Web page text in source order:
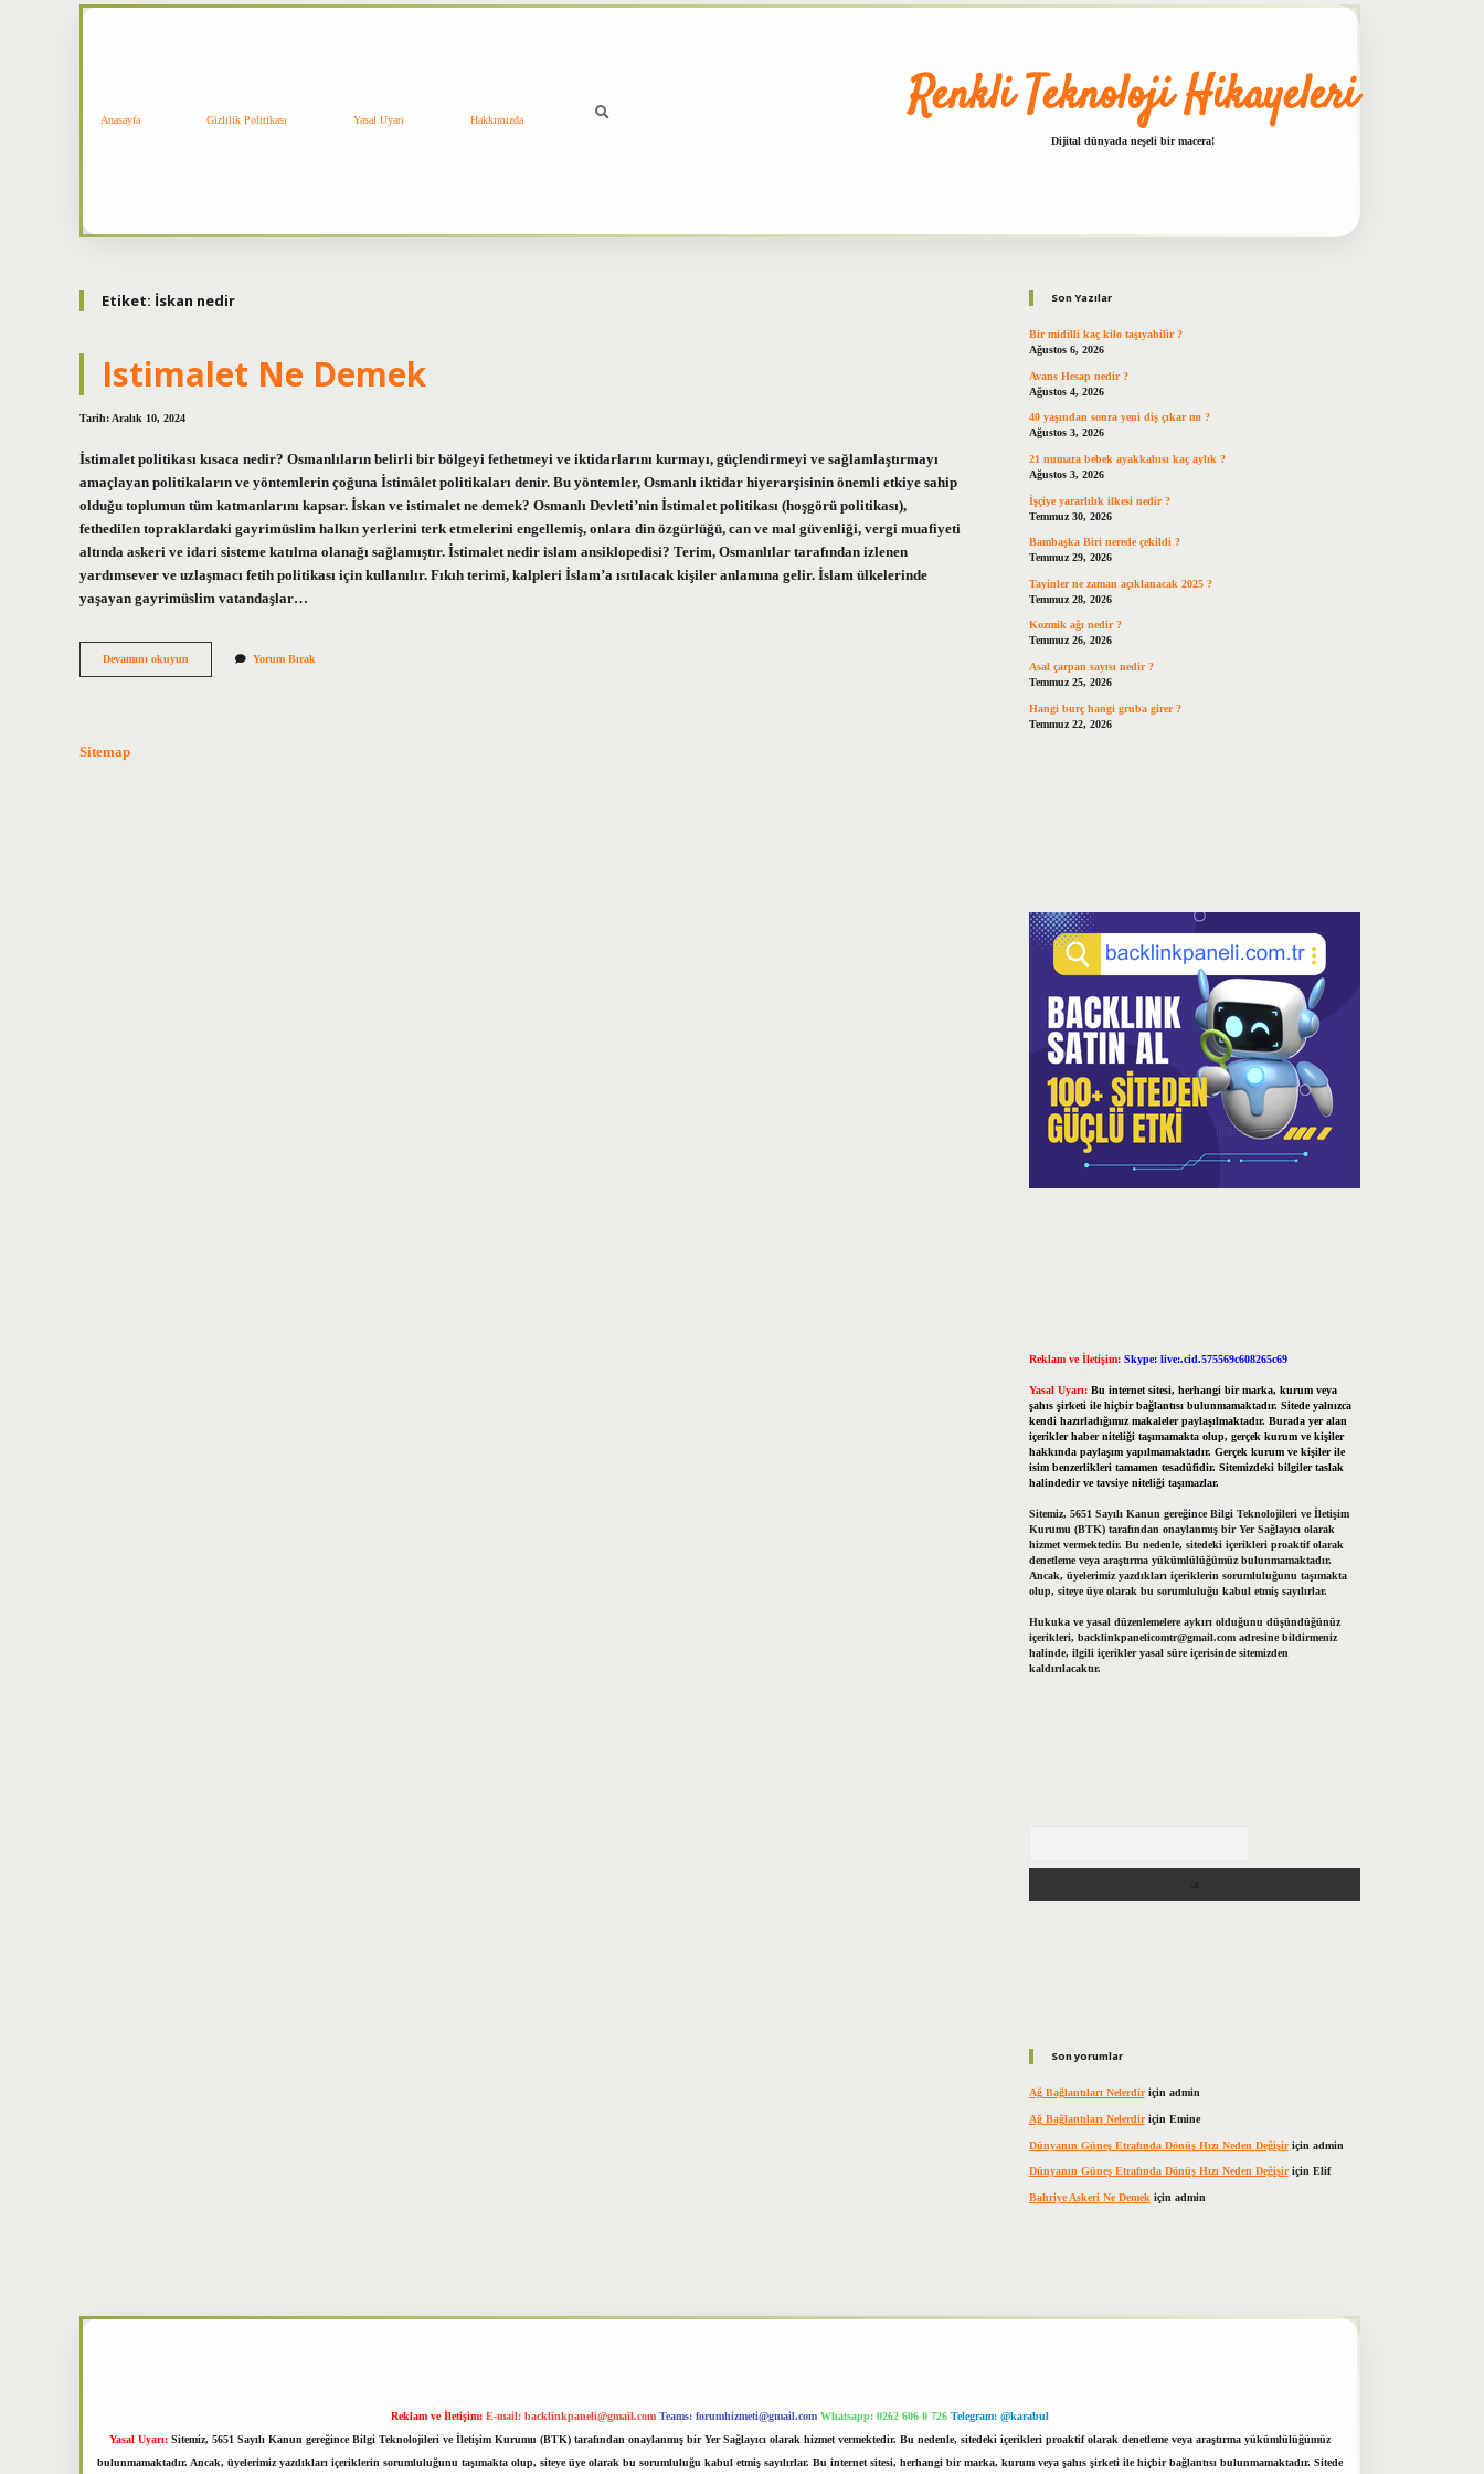
Anasayfa Gizlilik Politikası Yasal Uyarı Hakkımızda Renkli Teknoloji Hikayeleri
Dijital dünyada neşeli bir macera!
Etiket: İskan nedir
Istimalet Ne Demek
Tarih: Aralık 10, 2024
İstimalet politikası kısaca nedir? Osmanlıların belirli bir bölgeyi fethetmeyi ve iktidarlarını kurmayı, güçlendirmeyi ve sağlamlaştırmayı
amaçlayan politikaların ve yöntemlerin çoğuna İstimâlet politikaları denir. Bu yöntemler, Osmanlı iktidar hiyerarşisinin önemli etkiye sahip
olduğu toplumun tüm katmanlarını kapsar. İskan ve istimalet ne demek? Osmanlı Devleti’nin İstimalet politikası (hoşgörü politikası),
fethedilen topraklardaki gayrimüslim halkın yerlerini terk etmelerini engellemiş, onlara din özgürlüğü, can ve mal güvenliği, vergi muafiyeti
altında askeri ve idari sisteme katılma olanağı sağlamıştır. İstimalet nedir islam ansiklopedisi? Terim, Osmanlılar tarafından izlenen
yardımsever ve uzlaşmacı fetih politikası için kullanılır. Fıkıh terimi, kalpleri İslam’a ısıtılacak kişiler anlamına gelir. İslam ülkelerinde
yaşayan gayrimüslim vatandaşlar…
Devamını okuyun
Ne
Yorum Bırak
Sitemap
Son Yazılar
Bir midilli kaç kilo taşıyabilir ?
Ağustos 6, 2026
Avans Hesap nedir ?
Ağustos 4, 2026
40 yaşından sonra yeni diş çıkar mı ?
Ağustos 3, 2026
21 numara bebek ayakkabısı kaç aylık ?
Ağustos 3, 2026
İşçiye yararlılık ilkesi nedir ?
Temmuz 30, 2026
Bambaşka Biri nerede çekildi ?
Temmuz 29, 2026
Tayinler ne zaman açıklanacak 2025 ?
Temmuz 28, 2026
Kozmik ağı nedir ?
Temmuz 26, 2026
Asal çarpan sayısı nedir ?
Temmuz 25, 2026
Hangi burç hangi gruba girer ?
Temmuz 22, 2026
Reklam ve İletişim: Skype: live:.cid.575569c608265c69
Yasal Uyarı: Bu internet sitesi, herhangi bir marka, kurum veya
şahıs şirketi ile hiçbir bağlantısı bulunmamaktadır. Sitede yalnızca
kendi hazırladığımız makaleler paylaşılmaktadır. Burada yer alan
içerikler haber niteliği taşımamakta olup, gerçek kurum ve kişiler
hakkında paylaşım yapılmamaktadır. Gerçek kurum ve kişiler ile
isim benzerlikleri tamamen tesadüfidir. Sitemizdeki bilgiler taslak
halindedir ve tavsiye niteliği taşımazlar.
Sitemiz, 5651 Sayılı Kanun gereğince Bilgi Teknolojileri ve İletişim
Kurumu (BTK) tarafından onaylanmış bir Yer Sağlayıcı olarak
hizmet vermektedir. Bu nedenle, sitedeki içerikleri proaktif olarak
denetleme veya araştırma yükümlülüğümüz bulunmamaktadır.
Ancak, üyelerimiz yazdıkları içeriklerin sorumluluğunu taşımakta
olup, siteye üye olarak bu sorumluluğu kabul etmiş sayılırlar.
Hukuka ve yasal düzenlemelere aykırı olduğunu düşündüğünüz
içerikleri, backlinkpanelicomtr@gmail.comadresine bildirmeniz
halinde, ilgili içerikler yasal süre içerisinde sitemizden
kaldırılacaktır.
Son yorumlar
Ağ Bağlantıları Nelerdiriçin admin
Ağ Bağlantıları Nelerdiriçin Emine
Dünyanın Güneş Etrafında Dönüş Hızı Neden Değişiriçin admin
Dünyanın Güneş Etrafında Dönüş Hızı Neden Değişiriçin Elif
Bahriye Askeri Ne Demek için admin
Reklam ve İletişim: E-mail: backlinkpaneli@gmail.com Teams: forumhizmeti@gmail.com Whatsapp: 0262 606 0 726 Telegram: @karabul
Yasal Uyarı: Sitemiz, 5651 Sayılı Kanun gereğince Bilgi Teknolojileri ve İletişim Kurumu (BTK) tarafından onaylanmış bir Yer Sağlayıcı olarak hizmet vermektedir. Bu nedenle, sitedeki içerikleri proaktif olarak denetleme veya araştırma yükümlülüğümüz
bulunmamaktadır. Ancak, üyelerimiz yazdıkları içeriklerin sorumluluğunu taşımakta olup, siteye üye olarak bu sorumluluğu kabul etmiş sayılırlar. Bu internet sitesi, herhangi bir marka, kurum veya şahıs şirketi ile hiçbir bağlantısı bulunmamaktadır. Sitede